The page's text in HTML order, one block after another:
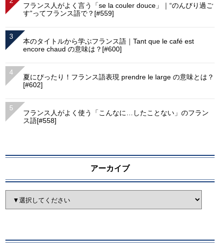
フランス人がよく言う「se la couler douce」｜“のんびり過ご
す”ってフランス語で？[#559]
本のタイトルから学ぶフランス語｜Tant que le café est
encore chaud の意味は？[#600]
夏にぴったり！フランス語表現 prendre le large の意味とは？
[#602]
フランス人がよく使う「こんなに…したことない」のフラン
ス語[#558]
アーカイブ